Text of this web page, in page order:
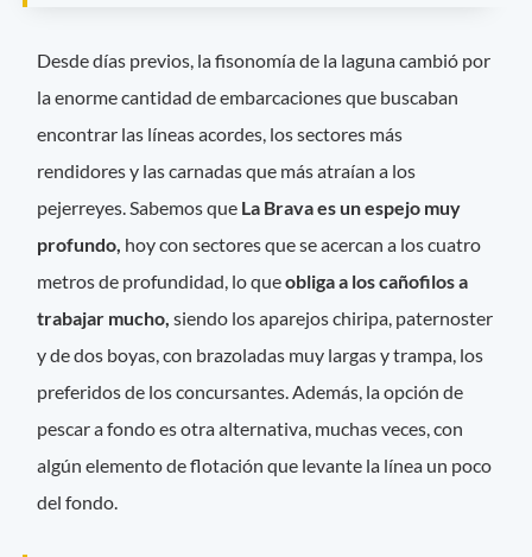
Desde días previos, la fisonomía de la laguna cambió por
la enorme cantidad de embarcaciones que buscaban
encontrar las líneas acordes, los sectores más
rendidores y las carnadas que más atraían a los
pejerreyes. Sabemos que La Brava es un espejo muy
profundo, hoy con sectores que se acercan a los cuatro
metros de profundidad, lo queobliga a los cañofilos a
trabajar mucho, siendo los aparejos chiripa, paternoster
y de dos boyas, con brazoladas muy largas y trampa, los
preferidos de los concursantes. Además, la opción de
pescar a fondo es otra alternativa, muchas veces, con
algún elemento de flotación que levante la línea un poco
del fondo.